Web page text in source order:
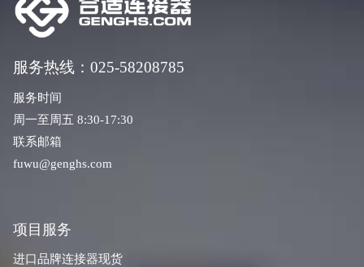
服务热线：025-58208785
服务时间
周一至周五 8:30-17:30
联系邮箱
fuwu@genghs.com
项目服务
进口品牌连接器现货